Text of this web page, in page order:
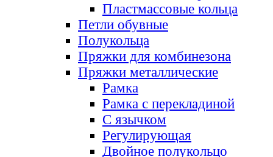
Пластмассовые кольца
Петли обувные
Полукольца
Пряжки для комбинезона
Пряжки металлические
Рамка
Рамка с перекладиной
С язычком
Регулирующая
Двойное полукольцо